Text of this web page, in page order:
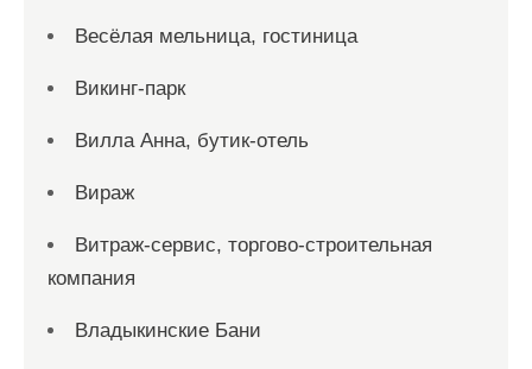
Весёлая мельница, гостиница
Викинг-парк
Вилла Анна, бутик-отель
Вираж
Витраж-сервис, торгово-строительная
компания
Владыкинские Бани